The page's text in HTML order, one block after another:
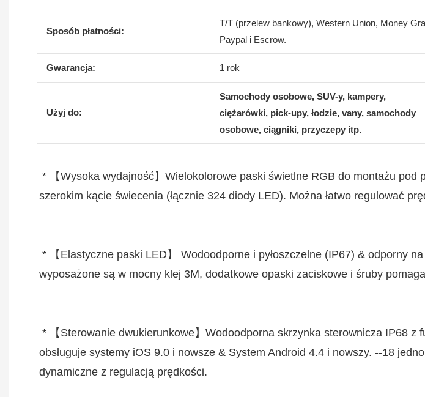
Sposób płatności:
T/T (przelew bankowy), Western Union, Money
Paypal i Escrow.
Gwarancja: 1 rok
Użyj do:
Samochody osobowe, SUV-y, kampery,
ciężarówki, pick-upy, łodzie, vany, samochody
osobowe, ciągniki, przyczepy itp.
obsługuje systemy iOS 9.0 i nowsze & System Android 4.4 i nowszy. --18